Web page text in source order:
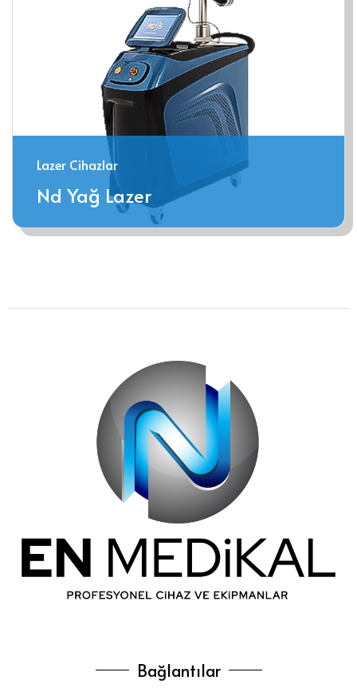
Lazer Cihazlar
Nd Yağ Lazer
Bağlantılar